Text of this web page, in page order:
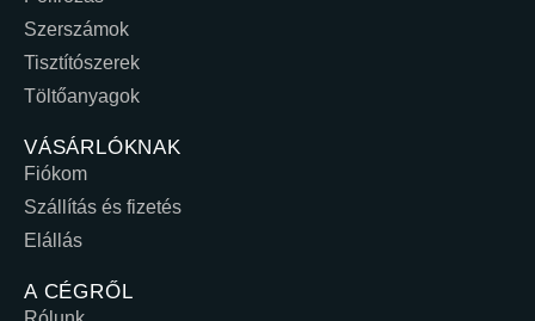
Szerszámok
Tisztítószerek
Töltőanyagok
VÁSÁRLÓKNAK
Fiókom
Szállítás és fizetés
Elállás
A CÉGRŐL